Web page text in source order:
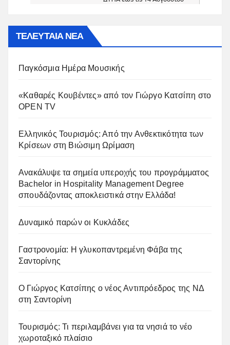
ΤΕΛΕΥΤΑΙΑ ΝΕΑ
Παγκόσμια Ημέρα Μουσικής
«Καθαρές Κουβέντες» από τον Γιώργο Κατσίπη στο
OPEN TV
Ελληνικός Τουρισμός: Από την Ανθεκτικότητα των
Κρίσεων στη Βιώσιμη Ωρίμαση
Ανακάλυψε τα σημεία υπεροχής του προγράμματος
Bachelor in Hospitality Management Degree
σπουδάζοντας αποκλειστικά στην Ελλάδα!
Δυναμικό παρών οι Κυκλάδες
Γαστρονομία: Η γλυκοπαντρεμένη Φάβα της
Σαντορίνης
Ο Γιώργος Κατσίπης ο νέος Αντιπρόεδρος της ΝΔ
στη Σαντορίνη
Τουρισμός: Τι περιλαμβάνει για τα νησιά το νέο
χωροταξικό πλαίσιο